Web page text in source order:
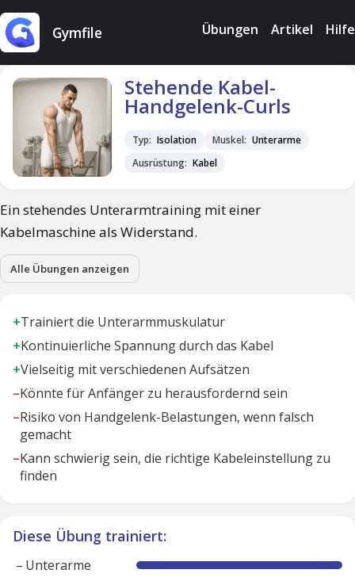
Gymfile Übungen Artikel Hilfe
Stehende Kabel-
Handgelenk-Curls
Typ: Isolation Muskel: Unterarme
Ausrüstung: Kabel
Ein stehendes Unterarmtraining mit einer
Kabelmaschine als Widerstand.
Alle Übungen anzeigen
+Trainiert die Unterarmmuskulatur
+Kontinuierliche Spannung durch das Kabel
+Vielseitig mit verschiedenen Aufsätzen
–Könnte für Anfänger zu herausfordernd sein
–Risiko von Handgelenk-Belastungen, wenn falsch
gemacht
–Kann schwierig sein, die richtige Kabeleinstellung zu
finden
Diese Übung trainiert:
– Unterarme